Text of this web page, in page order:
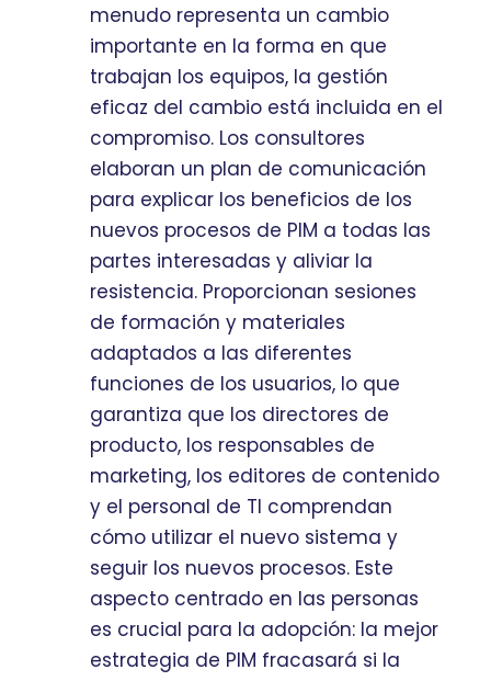
menudo representa un cambio
importante en la forma en que
trabajan los equipos, la gestión
eficaz del cambio está incluida en el
compromiso. Los consultores
elaboran un plan de comunicación
para explicar los beneficios de los
nuevos procesos de PIM a todas las
partes interesadas y aliviar la
resistencia. Proporcionan sesiones
de formación y materiales
adaptados a las diferentes
funciones de los usuarios, lo que
garantiza que los directores de
producto, los responsables de
marketing, los editores de contenido
y el personal de TI comprendan
cómo utilizar el nuevo sistema y
seguir los nuevos procesos. Este
aspecto centrado en las personas
es crucial para la adopción: la mejor
estrategia de PIM fracasará si la